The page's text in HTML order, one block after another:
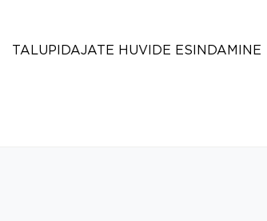
TALUPIDAJATE HUVIDE ESINDAMINE